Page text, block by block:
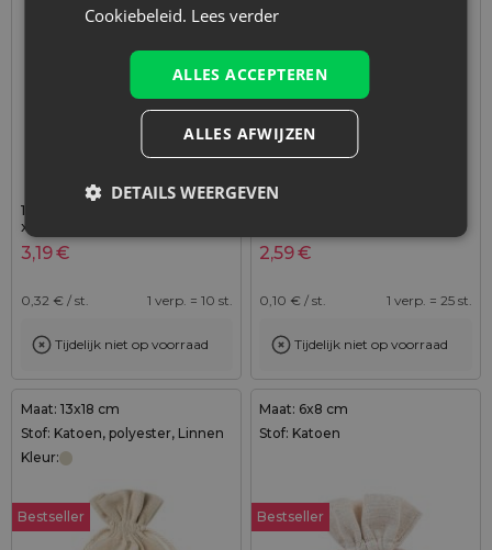
10 stuks Katoenen zakjes 9
x 12 cm - wit
3,19€
0,32 € / st. 1 verp. = 10 st.
Tijdelijk niet op voorraad
2,59€
0,10 € / st. 1 verp. = 25 st.
Tijdelijk niet op voorraad
Maat: 13x18 cm
Stof: Katoen, polyester, Linnen
Kleur:
Bestseller
Maat: 6x8 cm
Stof: Katoen
Bestseller
Cookiebeleid. Lees verder
ALLES ACCEPTEREN
ALLES AFWIJZEN
DETAILS WEERGEVEN